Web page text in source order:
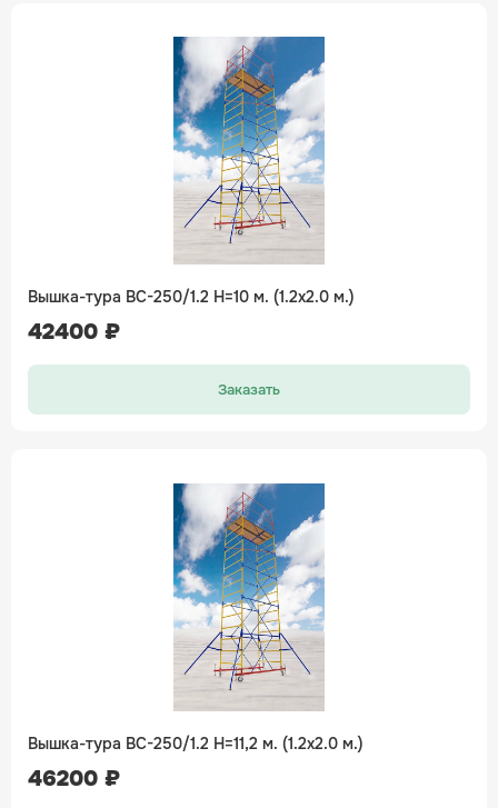
Вышка-тура ВС-250/1.2 H=10 м. (1.2х2.0 м.)
42400 ₽
Заказать
Вышка-тура ВС-250/1.2 H=11,2 м. (1.2х2.0 м.)
46200 ₽